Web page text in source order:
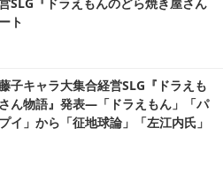
ト
子キャラ大集合経営SLG『ドラえも
ん物語』発表―「ドラえもん」「パ
イ」から「征地球論」「左江内氏」